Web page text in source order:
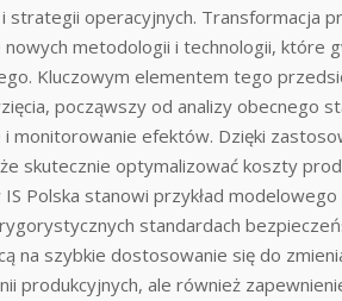
strategii operacyjnych. Transformacja
metodologii i technologii, które
Kluczowym elementem tego
począwszy od analizy obecnego
monitorowanie efektów. Dzięki
skutecznie optymalizować koszty
Polska stanowi przykład
standardach
na szybkie dostosowanie się do
produkcyjnych, ale również